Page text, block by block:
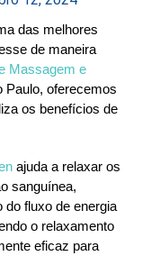
das melhores
de maneira
Massagem e
Paulo, oferecemos
os benefícios de
ajuda a relaxar os
sanguínea,
do fluxo de energia
o relaxamento
eficaz para